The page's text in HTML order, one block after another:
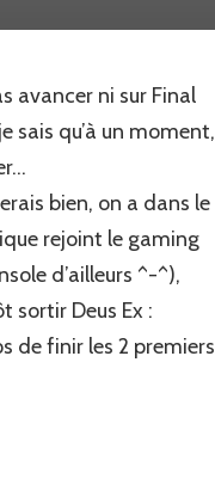
avancer ni sur Final
sais qu’à un moment,
bien, on a dans le
rejoint le gaming
d’ailleurs ^-^),
sortir Deus Ex :
de finir les 2 premiers